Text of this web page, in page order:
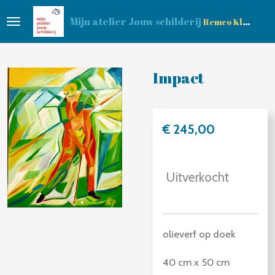
Ga
de
hoofdinhoud
Mijn atelier Jouw schilderij Remco Klop
Impact
€ 245,00
Uitverkocht
olieverf op doek
40 cm x 50 cm